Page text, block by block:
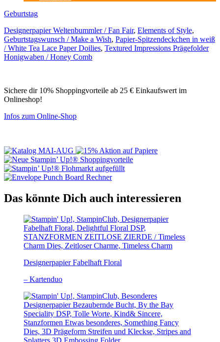
Geburtstag
Designerpapier Weltenbummler / Fan Fair, Elements of Style,
Geburtstagswunsch / Make a Wish, Papier-Spitzendeckchen in weiß
/ White Tea Lace Paper Doilies, Textured Impressions Prägefolder
Honigwaben / Honey Comb
Sichere dir 10% Shoppingvorteile ab 25 € Einkaufswert im
Onlineshop!
Infos zum Online-Shop
Das könnte Dich auch interessieren
Designerpapier Fabelhaft Floral
– Kartenduo